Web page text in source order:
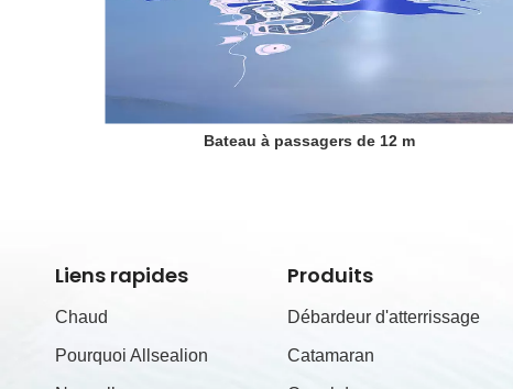
Bateau à passagers de 12 m
Liens rapides
Chaud
Pourquoi Allsealion
Produits
Débardeur d'atterrissage
Catamaran